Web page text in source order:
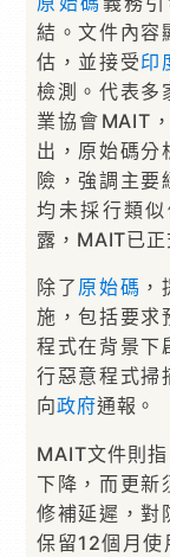
結。文件內容
估，並接受印
檢測。代表多
業協會MAIT
出，原始碼分
險，強調主要
均未採行類
露，MAIT已正
除了 原始碼
施，包括要求
程式在背景下
行惡意程式掃
向政府通報。
MAIT文件則
下降，而更新
修補延遲，對
保留12個月使